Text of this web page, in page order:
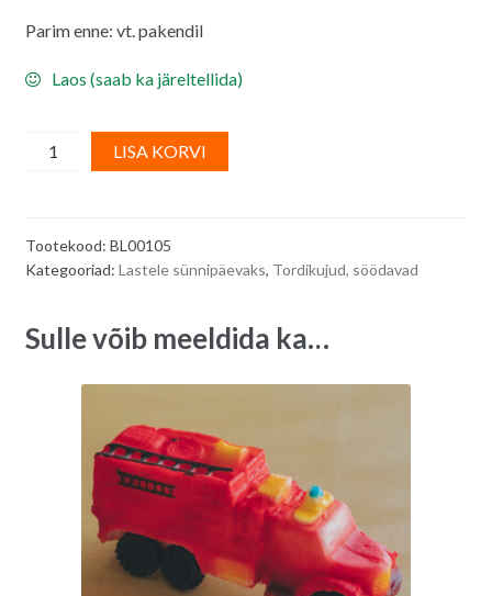
Parim enne: vt. pakendil
Laos (saab ka järeltellida)
Suhkrudekoor
traktor,
1
quantity
LISA KORVI
n
t
:
Tootekood: BL00105
Kategooriad: Lastele sünnipäevaks, Tordikujud, söödavad
Sulle võib meeldida ka…